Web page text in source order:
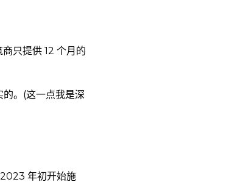
只提供 12 个月的
。(这一点我是深
年初开始施